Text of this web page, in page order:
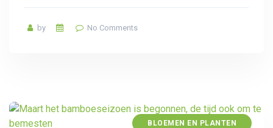
by No Comments
BLOEMEN EN PLANTEN